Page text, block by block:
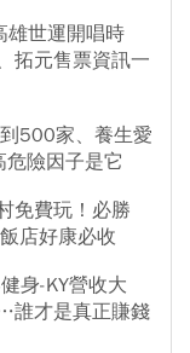
世運開唱時
拓元售票資訊一
500家、養生愛
險因子是它
免費玩！必勝
店好康必收
身-KY營收大
誰才是真正賺錢